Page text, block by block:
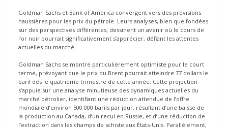
Goldman Sachs et Bank of America convergent vers des prévisions
haussières pour les prix du pétrole. Leurs analyses, bien que fondées
sur des perspectives différentes, dessinent un avenir où le cours de
l’or noir pourrait significativement s’apprécier, défiant les attentes
actuelles du marché.
Goldman Sachs se montre particulièrement optimiste pour le court
terme, prévoyant que le prix du Brent pourrait atteindre 77 dollars le
baril dès le quatrième trimestre de cette année. Cette projection
s’appuie sur une analyse minutieuse des dynamiques actuelles du
marché pétrolier, identifiant une réduction attendue de l’offre
mondiale d’environ 500 000 barils par jour, résultant d’une baisse de
la production au Canada, d’un recul en Russie, et d’une réduction de
l’extraction dans les champs de schiste aux États-Unis. Parallèlement,